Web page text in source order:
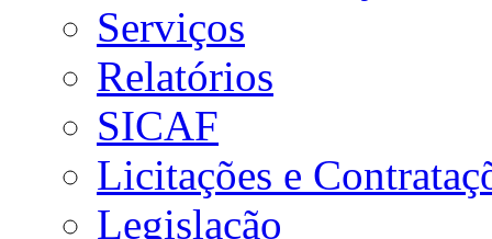
Serviços
Relatórios
SICAF
Licitações e
Legislação